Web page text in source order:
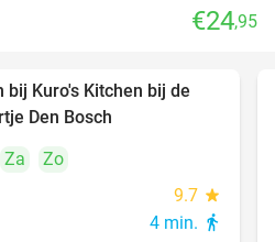
€24,95
bij Kuro's Kitchen bij de
Den Bosch
Za
Zo
9.7 star
4 min. directions_walk